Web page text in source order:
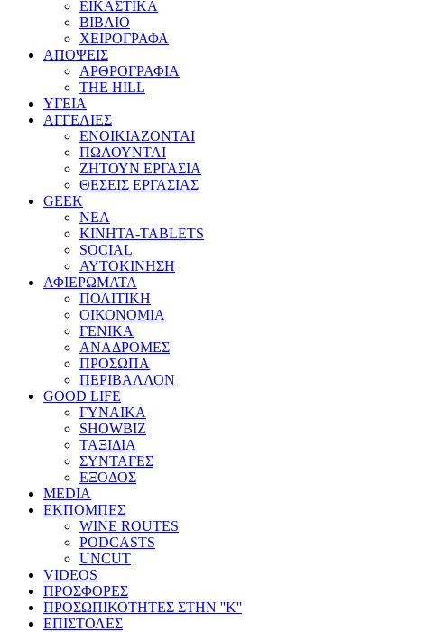
ΕΙΚΑΣΤΙΚΑ
ΒΙΒΛΙΟ
ΧΕΙΡΟΓΡΑΦΑ
ΑΠΟΨΕΙΣ
ΑΡΘΡΟΓΡΑΦΙΑ
THE HILL
ΥΓΕΙΑ
ΑΓΓΕΛΙΕΣ
ΕΝΟΙΚΙΑΖΟΝΤΑΙ
ΠΩΛΟΥΝΤΑΙ
ΖΗΤΟΥΝ ΕΡΓΑΣΙΑ
ΘΕΣΕΙΣ ΕΡΓΑΣΙΑΣ
GEEK
ΝΕΑ
ΚΙΝΗΤΑ-TABLETS
SOCIAL
ΑΥΤΟΚΙΝΗΣΗ
ΑΦΙΕΡΩΜΑΤΑ
ΠΟΛΙΤΙΚΗ
ΟΙΚΟΝΟΜΙΑ
ΓΕΝΙΚΑ
ΑΝΑΔΡΟΜΕΣ
ΠΡΟΣΩΠΑ
ΠΕΡΙΒΑΛΛΟΝ
GOOD LIFE
ΓΥΝΑΙΚΑ
SHOWBIZ
ΤΑΞΙΔΙΑ
ΣΥΝΤΑΓΕΣ
ΕΞΟΔΟΣ
MEDIA
ΕΚΠΟΜΠΕΣ
WINE ROUTES
PODCASTS
UNCUT
VIDEOS
ΠΡΟΣΦΟΡΕΣ
ΠΡΟΣΩΠΙΚΟΤΗΤΕΣ ΣΤΗΝ ''Κ''
ΕΠΙΣΤΟΛΕΣ